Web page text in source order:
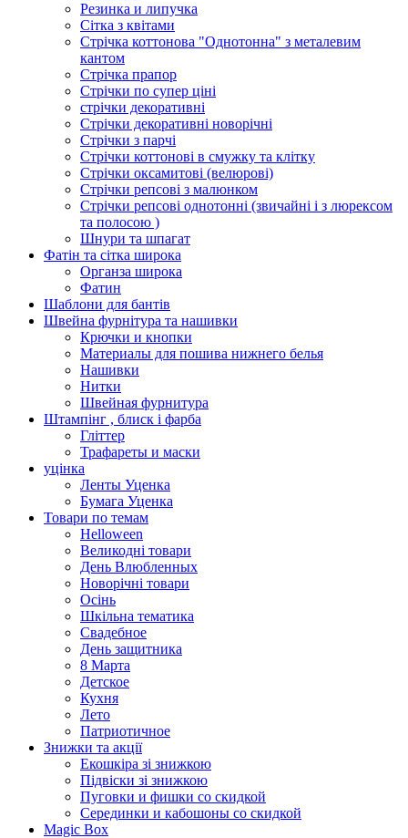
Резинка и липучка
Сітка з квітами
Стрічка коттонова "Однотонна" з металевим
кантом
Стрічка прапор
Стрічки по супер ціні
стрічки декоративні
Стрічки декоративні новорічні
Стрічки з парчі
Стрічки коттонові в смужку та клітку
Стрічки оксамитові (велюрові)
Стрічки репсові з малюнком
Стрічки репсові однотонні (звичайні і з люрексом
та полосою )
Шнури та шпагат
Фатін та сітка широка
Органза широка
Фатин
Шаблони для бантів
Швейна фурнітура та нашивки
Крючки и кнопки
Материалы для пошива нижнего белья
Нашивки
Нитки
Швейная фурнитура
Штампінг , блиск і фарба
Гліттер
Трафареты и маски
уцінка
Ленты Уценка
Бумага Уценка
Товари по темам
Helloween
Великодні товари
День Влюбленных
Новорічні товари
Осінь
Шкільна тематика
Свадебное
День защитника
8 Марта
Детское
Кухня
Лето
Патриотичное
Знижки та акції
Екошкіра зі знижкою
Підвіски зі знижкою
Пуговки и фишки со скидкой
Серединки и кабошоны со скидкой
Magic Box